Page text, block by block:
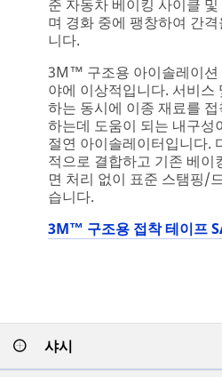
준 자동차 베이킹 사이클
며 경화 중에 팽창하여 간
니다.
3M™ 구조용 아이솔레이션
야에 이상적입니다. 서비
하는 동시에 이종 재료를
하는데 도움이 되는 내구성
절연 아이솔레이터입니다.
적으로 결합하고 기존 베
면 처리 없이 표준 스탬핑/
습니다.
3M™ 구조용 접착 테이프
샤시